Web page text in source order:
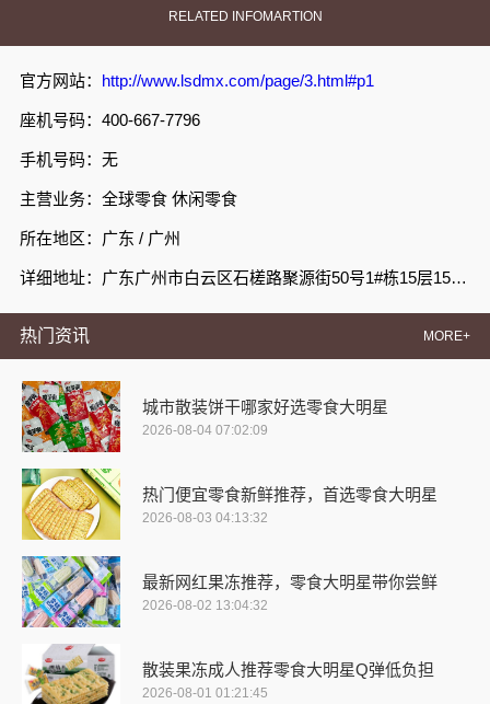
RELATED INFOMARTION
官方网站： http://www.lsdmx.com/page/3.html#p1
座机号码：400-667-7796
手机号码：无
主营业务：全球零食 休闲零食
所在地区：广东 / 广州
详细地址：广东广州市白云区石槎路聚源街50号1#栋15层1508室
热门资讯 MORE+
城市散装饼干哪家好选零食大明星
2026-08-04 07:02:09
热门便宜零食新鲜推荐，首选零食大明星
2026-08-03 04:13:32
最新网红果冻推荐，零食大明星带你尝鲜
2026-08-02 13:04:32
散装果冻成人推荐零食大明星Q弹低负担
2026-08-01 01:21:45